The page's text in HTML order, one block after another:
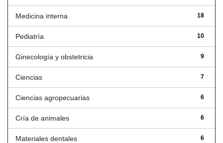
18
Medicina interna
10
Pediatría
9
Ginecología y obstetricia
7
Ciencias
6
Ciencias agropecuarias
6
Cría de animales
6
Materiales dentales